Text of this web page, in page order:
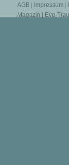
AGB
Impressum
Magazin
Eve-